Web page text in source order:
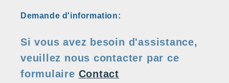
Demande d'information:
Si vous avez besoin d'assistance,
veuillez nous contacter par ce
formulaire Contact